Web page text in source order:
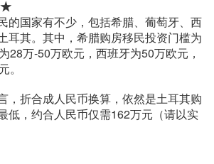
的国家有不少，包括希腊、葡萄牙、西
耳其。其中，希腊购房移民投资门槛为
28万-50万欧元，西班牙为50万欧元，
。
，折合成人民币换算，依然是土耳其购
低，约合人民币仅需162万元（请以实